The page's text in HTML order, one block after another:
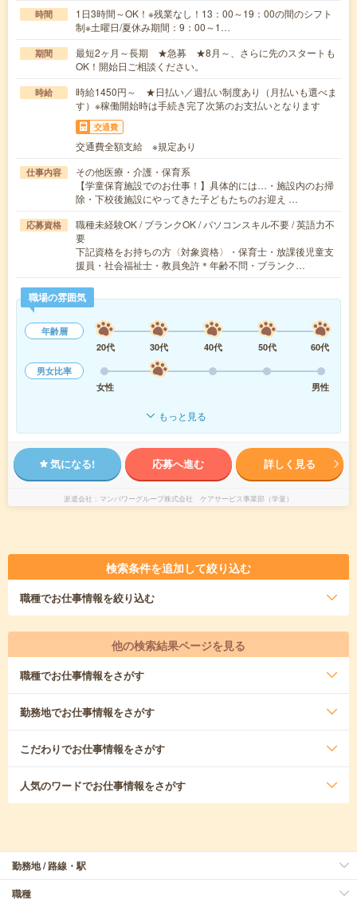
時間
1日3時間～OK！※残業なし！13：00～19：00の間のシフト
制※土曜日/夏休み期間：9：00～1…
期間
最短2ヶ月～長期 ★急募 ★8月～、さらに先のスタートも
OK！開始日ご相談ください。
時給
時給1450円～ ★日払い／週払い制度あり（月払いも選べま
す）※稼働開始時は手続き完了次第のお支払いとなります
交通費
交通費全額支給 ※規定あり
仕事内容
その他医療・介護・保育系
【学童保育施設でのお仕事！】具体的には…・施設内のお掃
除・下校後施設にやってきた子どもたちのお迎え …
応募資格
職種未経験OK / ブランクOK / パソコンスキル不要 / 英語力不
要
下記資格をお持ちの方〈対象資格〉・保育士・放課後児童支
援員・社会福祉士・教員免許＊年齢不問・ブランク…
職場の雰囲気
年齢層
20代
30代 40代 50代
60代
男女比率
女性
男性
もっと見る
気になる! 応募へ進む 詳しく見る
派遣会社 マンパワーグループ株式会社 ケアサービス事業部（学童）
検索条件を追加して絞り込む
職種でお仕事情報を絞り込む
他の検索結果ページを見る
職種でお仕事情報をさがす
勤務地でお仕事情報をさがす
こだわりでお仕事情報をさがす
人気のワードでお仕事情報をさがす
勤務地 / 路線・駅
職種